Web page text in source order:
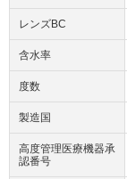
レンズBC
含水率
度数
製造国
高度管理医療機器承
認番号